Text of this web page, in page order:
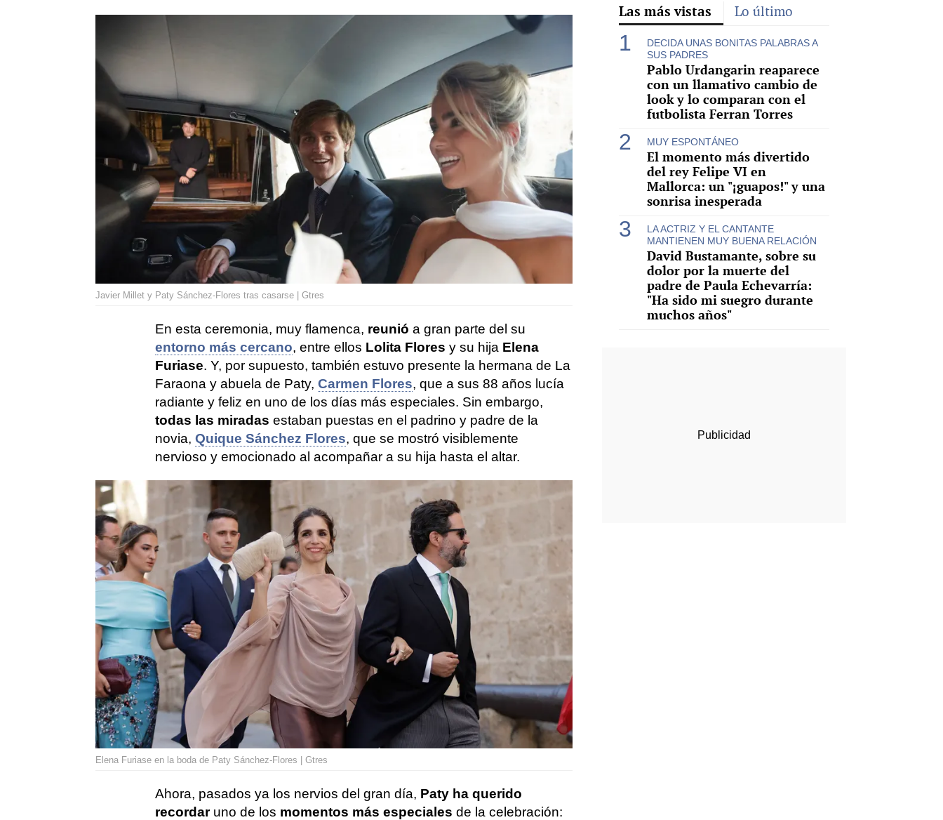
Javier Millet y Paty Sánchez-Flores tras casarse | Gtres
En esta ceremonia, muy flamenca, reunió a gran parte del su
entorno más cercano, entre ellos Lolita Flores y su hija Elena
Furiase. Y, por supuesto, también estuvo presente la hermana de La
Faraona y abuela de Paty, Carmen Flores, que a sus 88 años lucía
radiante y feliz en uno de los días más especiales. Sin embargo,
todas las miradas estaban puestas en el padrino y padre de la
novia, Quique Sánchez Flores, que se mostró visiblemente
nervioso y emocionado al acompañar a su hija hasta el altar.
Elena Furiase en la boda de Paty Sánchez-Flores | Gtres
Ahora, pasados ya los nervios del gran día, Paty ha querido
recordaruno de los momentos más especiales de la celebración:
Las más vistas Lo último
DECIDA UNAS BONITAS PALABRAS A
SUS PADRES
Pablo Urdangarin reaparece
con un llamativo cambio de
look y lo comparan con el
futbolista Ferran Torres
MUY ESPONTÁNEO
El momento más divertido
del rey Felipe VI en
Mallorca: un "¡guapos!" y una
sonrisa inesperada
LA ACTRIZ Y EL CANTANTE
MANTIENEN MUY BUENA RELACIÓN
David Bustamante, sobre su
dolor por la muerte del
padre de Paula Echevarría:
"Ha sido mi suegro durante
muchos años"